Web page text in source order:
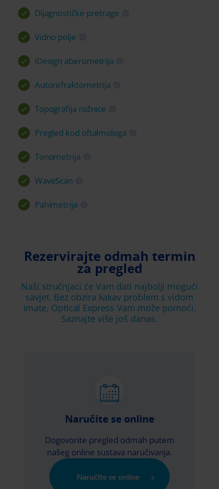
Dijagnostičke pretrage
Vidno polje
iDesign aberometrija
Autorefraktometrija
Topografija rožnice
Pregled kod oftalmologa
Tonometrija
WaveScan
Pahimetrija
Rezervirajte odmah termin
za pregled
Naši stručnjaci će Vam dati najbolji mogući
savjet. Bez obzira kakav problem s vidom
imate, Optical Express Vam može pomoći.
Saznajte više još danas.
Naručite se online
Dogovorite pregled odmah putem
našeg online sustava naručivanja.
Naručite se online